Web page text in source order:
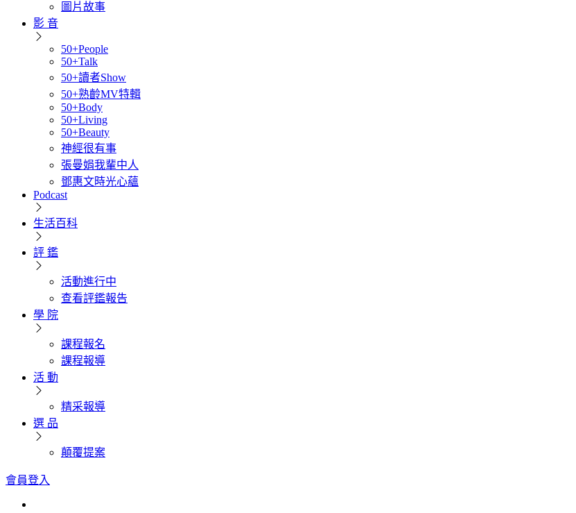
圖片故事
影 音
50+People
50+Talk
50+讀者Show
50+熟齡MV特輯
50+Body
50+Living
50+Beauty
神經很有事
張曼娟我輩中人
鄧惠文時光心蘊
Podcast
生活百科
評 鑑
活動進行中
查看評鑑報告
學 院
課程報名
課程報導
活 動
精采報導
選 品
顛覆提案
會員登入